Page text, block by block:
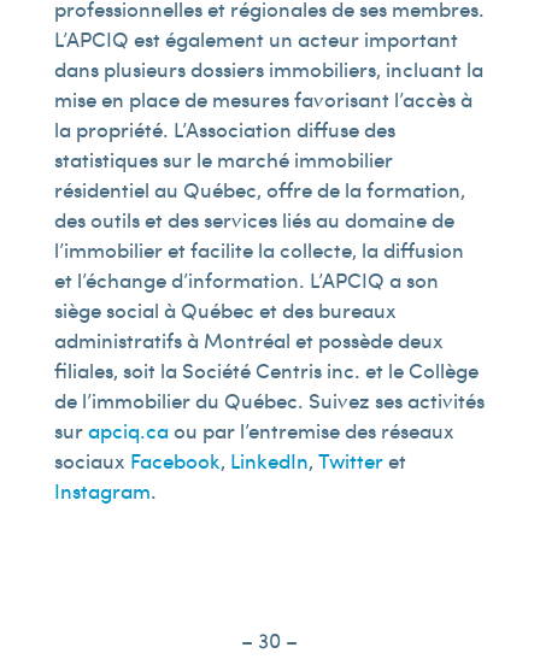
professionnelles et régionales de ses membres.
L’APCIQ est également un acteur important
dans plusieurs dossiers immobiliers, incluant la
mise en place de mesures favorisant l’accès à
la propriété. L’Association diffuse des
statistiques sur le marché immobilier
résidentiel au Québec, offre de la formation,
des outils et des services liés au domaine de
l’immobilier et facilite la collecte, la diffusion
et l’échange d’information. L’APCIQ a son
siège social à Québec et des bureaux
administratifs à Montréal et possède deux
filiales, soit la Société Centris inc. et le Collège
de l’immobilier du Québec. Suivez ses activités
surapciq.caou par l’entremise des réseaux
sociaux Facebook, LinkedIn, Twitteret
Instagram.
– 30 –